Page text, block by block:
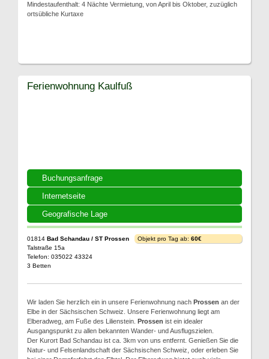
Mindestaufenthalt: 4 Nächte Vermietung, von April bis Oktober, zuzüglich
ortsübliche Kurtaxe
Buchungsanfrage
Internetseite
Geografische Lage
Ferienwohnung Kaulfuß
01814 Bad Schandau / ST Prossen
Talstraße 15a
Telefon: 035022 43324
3 Betten
Objekt pro Tag ab: 60€
Wir laden Sie herzlich ein in unsere Ferienwohnung nach Prossen an der
Elbe in der Sächsischen Schweiz. Unsere Ferienwohnung liegt am
Elberadweg, am Fuße des Lilienstein. Prossen ist ein idealer
Ausgangspunkt zu allen bekannten Wander- und Ausflugszielen.
Der Kurort Bad Schandau ist ca. 3km von uns entfernt. Genießen Sie die
Natur- und Felsenlandschaft der Sächsischen Schweiz, oder erleben Sie